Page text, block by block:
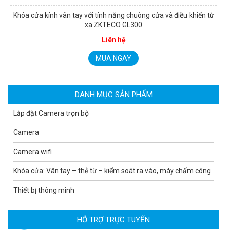
Khóa cửa kính vân tay với tính năng chuông cửa và điều khiển từ
xa ZKTECO GL300
Liên hệ
MUA NGAY
DANH MỤC SẢN PHẨM
Lắp đặt Camera trọn bộ
Camera
Camera wifi
Khóa cửa: Vân tay – thẻ từ – kiểm soát ra vào, máy chấm công
Thiết bị thông minh
HỖ TRỢ TRỰC TUYẾN
MUA NGAY
Camera tích hợp đầu báo nhiệt 2MP Hikfire HF-VH 221
1.679.000 đ
MUA NGAY